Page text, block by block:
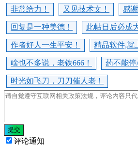
非常给力！ 又见技术文！ 感
回复是一种美德！ 此帖日后必成
作者好人一生平安！ 精品软件,就
啥也不多说，老铁666！ 药不能停
时光如飞刀，刀刀催人老！
提交
评论通知